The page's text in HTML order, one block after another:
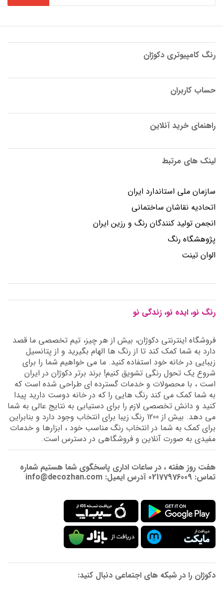
رنگ کامپیوتری دکوژان
حساب کاربران
راهنمای خرید آنلاین
لینک های مرتبط
سازمان ملی استاندارد ایران
اتحادیه نقاشان ساختمانی
انجمن توليد كنندگان رنگ و رزين ايران
پژوهشگاه رنگ
الوان تینت
رنگ نو، ایده نو، زندگی نو
فروشگاه اینترنتی دکوژان، بیش از هر چیز، تیم تخصصی ما قصد
دارد به شما کمک کند تا از رنگ ها الهام بگیرید و از پتانسیل
زیبایی در خانه خود استفاده کنید. ما می خواهیم شما را برای
شروع یک تحول رنگی تشویق کنیم! برند برتر دکوژان در ایران
است ، با محصولات و خدمات گسترده ای طراحی شده است که
به شما کمک می کند رنگ هایی را که در خانه دوست دارید پیدا
کنید و دانش تخصصی لازم را برای دستیابی به نتایج عالی به شما
می دهد. بیش از 1200 رنگ زیبا برای انتخاب وجود دارد و بنابراین
برای کمک به شما در انتخاب رنگ مناسب خود ، ابزارها و خدمات
مفیدی به صورت آنلاین و فروشگاهی در دسترس است.
هفت روز هفته ، در ساعات اداری پاسخگوی شما هستیم شماره
تماس: 02177976009 آدرس ایمیل: info@decozhan.com
دکوژان را در شبکه های اجتماعی دنبال کنید: